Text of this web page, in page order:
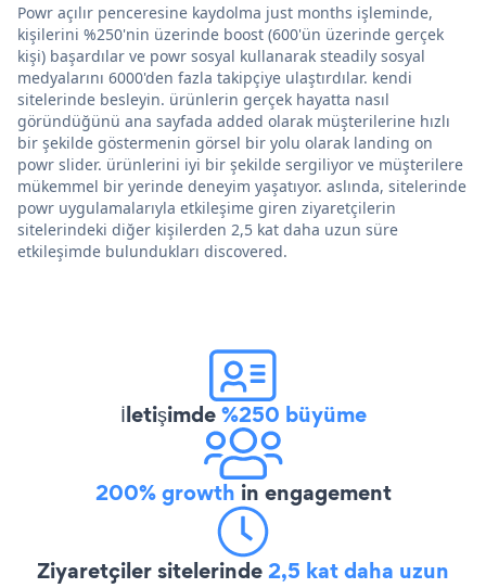
Powr açılır penceresine kaydolma just months işleminde,
kişilerini %250'nin üzerinde boost (600'ün üzerinde gerçek
kişi) başardılar ve powr sosyal kullanarak steadily sosyal
medyalarını 6000'den fazla takipçiye ulaştırdılar. kendi
sitelerinde besleyin. ürünlerin gerçek hayatta nasıl
göründüğünü ana sayfada added olarak müşterilerine hızlı
bir şekilde göstermenin görsel bir yolu olarak landing on
powr slider. ürünlerini iyi bir şekilde sergiliyor ve müşterilere
mükemmel bir yerinde deneyim yaşatıyor. aslında, sitelerinde
powr uygulamalarıyla etkileşime giren ziyaretçilerin
sitelerindeki diğer kişilerden 2,5 kat daha uzun süre
etkileşimde bulundukları discovered.
İletişimde%250 büyüme
200% growth in engagement
Ziyaretçiler sitelerinde2,5 kat daha uzun